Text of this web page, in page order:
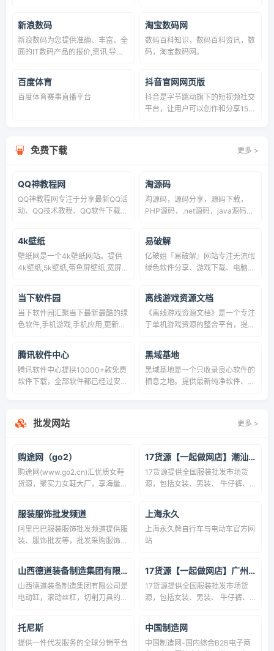
修设计、老房/二手房全房翻新等
装修模式，享受设计＋施工一站式
家装服务。
健地成长为行业内的首选创作平
台。作家只需要在作家专区上创建
书籍并发布原创小说，就能直接在
阅文集团旗下的起点中文网、QQ
专区主动选择编辑组进行投稿
新浪数码
新浪数码为您提供准确、丰富、全
面的IT数码产品的报价,资讯,导购,
脑,数码相机,笔记本等数码产品。
淘宝数码网
数码百科知识，数码百科资讯，数
码，淘宝数码网。
百度体育
百度体育赛事直播平台
抖音官网网页版
抖音是字节跳动旗下的短视频社交
平台，让用户可以创作和分享15秒
免费下载 更多 >
QQ神教程网
QQ神教程网专注于分享最新QQ活
动、QQ技术教程、QQ软件下载、
造一个一切只为你存在的QQ社
区。
淘源码
淘源码，源码分享，源码下载，
PHP源码，.net源码，java源码，
码，软件源码，免费源码，源码交
易，源码发布
4k壁纸
壁纸网是一个4k壁纸网站。提供
4k壁纸,5k壁纸,带鱼屏壁纸,宽屏壁
壁纸等各种高清壁纸下载。壁纸
网,发现好壁纸。
易破解
亿破姐『易破解』网站专注无流氓
绿色软件分享、游戏下载、电脑技
全、纯净、放心、十年磨一剑，不
忘初心只为给你最需要的内容。
当下软件园
当下软件园汇聚当下最新最酷的绿
色软件,手机游戏,手机应用,更新快,
无毒, DOWN下——为中国11亿网
民提供贴心,省心,放心的免费软件
下载网站。
离线游戏资源文档
《离线游戏资源文档》是一个专注
于单机游戏资源的整合平台，提供
载。资源涵盖角色扮演、动作冒
险、策略模拟等多种游戏类型，所
有游戏均为免安装绿色版，已集成
中文补丁和必要运行库。文档包含
合无网络环境或希望收藏经典游戏
腾讯软件中心
腾讯软件中心提拱10000+款免费
软件下载，全部软件都已经过安全
下载中心。
黑域基地
黑域基地是一个只收录良心软件的
栖息之地。提供最新纯净软件、优
批发网站 更多 >
购途网（go2）
购途网(www.go2.cn)汇优质女鞋
货源，聚实力女鞋大厂，享海量商
供高质量的贸易信息服务！
17货源【一起做网店】潮汕服装批发
17货源提供全国服装批发市场货
源，包括女装、男装、 牛仔裤、
支持一件代发，是淘宝卖家微商开
店拿货首选，采购进货批发找货源
上17网。
服装服饰批发频道
阿里巴巴服装服饰批发频道提供服
装、服饰批发等，批发采购服饰、
道。
上海永久
上海永久牌自行车与电动车官方网
站
山西德道装备制造集团有限公司首页
山西德道装备制造集团有限公司是
电动缸，滚动丝杠，切削刀具的专
缸，滚动丝杠，切削刀具相关产品
请联系山西德道装备制造集团有限
公司。
17货源【一起做网店】广州服装批发
17货源提供全国服装批发市场货
源，包括女装、男装、 牛仔裤、
支持一件代发，是淘宝卖家微商开
店拿货首选，采购进货批发找货源
上17网。
托尼斯
提供一件代发服务的全球分销平台
中国制造网
中国制造网-国内综合B2B电子商